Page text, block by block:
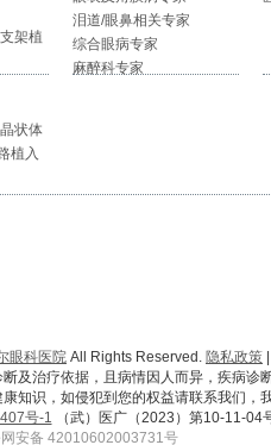
架植
状体
植入
泪道/眼鼻相关专家
综合眼病专家
麻醉科专家
眼科医院 All Rights Reserved. 隐私政策
及治疗依据，且病情因人而异，疾病诊
知识，如侵犯到您的权益请联系我们，
号-1 （武）医广（2023）第10-11-04
安备 42010602003731号